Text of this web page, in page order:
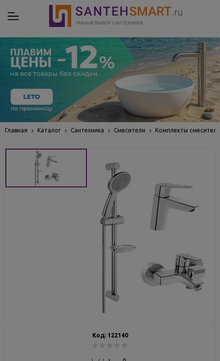
Главная Каталог Сантехника Смесители Комплекты
Код: 122140